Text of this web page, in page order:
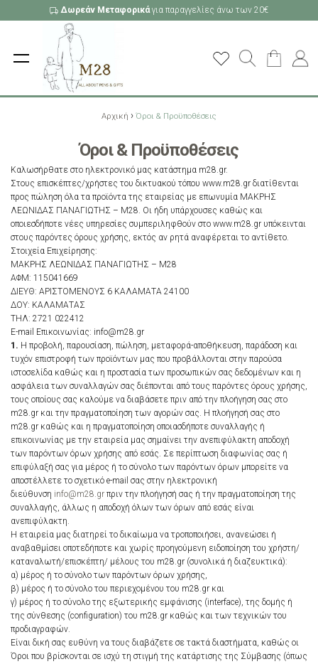
Δωρεάν Μεταφορικάγια παραγγελίες άνω των 20€
Αρχική › Όροι & Προϋποθέσεις
Όροι & Προϋποθέσεις
Καλωσήρθατε στο ηλεκτρονικό μας κατάστημα m28.gr.
Στους επισκέπτες/χρήστες του δικτυακού τόπου www.m28.gr διατίθενται
προς πώληση όλα τα προϊόντα της εταιρείας με επωνυμία ΜΑΚΡΗΣ
ΛΕΩΝΙΔΑΣ ΠΑΝΑΓΙΩΤΗΣ – M28. Οι ήδη υπάρχουσες καθώς και
οποιεσδήποτε νέες υπηρεσίες συμπεριληφθούν στο www.m28.gr υπόκεινται
στους παρόντες όρους χρήσης, εκτός αν ρητά αναφέρεται το αντίθετο.
Στοιχεία Επιχείρησης:
ΜΑΚΡΗΣ ΛΕΩΝΙΔΑΣ ΠΑΝΑΓΙΩΤΗΣ – M28
ΑΦΜ: 115041669
ΔΙΕΥΘ: ΑΡΙΣΤΟΜΕΝΟΥΣ 6 ΚΑΛΑΜΑΤΑ 24100
ΔΟΥ: ΚΑΛΑΜΑΤΑΣ
ΤΗΛ: 2721 022412
E-mail Επικοινωνίας: info@m28.gr
1. Η προβολή, παρουσίαση, πώληση, μεταφορά-αποθήκευση, παράδοση και
τυχόν επιστροφή των προϊόντων μας που προβάλλονται στην παρούσα
ιστοσελίδα καθώς και η προστασία των προσωπικών σας δεδομένων και η
ασφάλεια των συναλλαγών σας διέπονται από τους παρόντες όρους χρήσης,
τους οποίους σας καλούμε να διαβάσετε πριν από την πλοήγηση σας στο
m28.gr και την πραγματοποίηση των αγορών σας. Η πλοήγησή σας στο
m28.gr καθώς και η πραγματοποίηση οποιασδήποτε συναλλαγής ή
επικοινωνίας με την εταιρεία μας σημαίνει την ανεπιφύλακτη αποδοχή
των παρόντων όρων χρήσης από εσάς. Σε περίπτωση διαφωνίας σας ή
επιφύλαξή σας για μέρος ή το σύνολο των παρόντων όρων μπορείτε να
αποστέλλετε το σχετικό e-mail σας στην ηλεκτρονική
διεύθυνση info@m28.gr πριν την πλοήγησή σας ή την πραγματοποίηση της
συναλλαγής, άλλως η αποδοχή όλων των όρων από εσάς είναι
ανεπιφύλακτη.
Η εταιρεία μας διατηρεί το δικαίωμα να τροποποιήσει, ανανεώσει ή
αναβαθμίσει οποτεδήποτε και χωρίς προηγούμενη ειδοποίηση του χρήστη/
καταναλωτή/επισκέπτη/ μέλους του m28.gr (συνολικά ή διαζευκτικά):
α) μέρος ή το σύνολο των παρόντων όρων χρήσης,
β) μέρος ή το σύνολο του περιεχομένου του m28.gr και
γ) μέρος ή το σύνολο της εξωτερικής εμφάνισης (interface), της δομής ή
της σύνθεσης (configuration) του m28.gr καθώς και των τεχνικών του
προδιαγραφών.
Είναι δική σας ευθύνη να τους διαβάζετε σε τακτά διαστήματα, καθώς οι
Όροι που βρίσκονται σε ισχύ τη στιγμή της κατάρτισης της Σύμβασης (όπως